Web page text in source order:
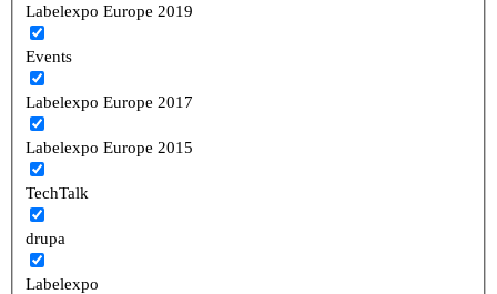
Labelexpo Europe 2019
Events
Labelexpo Europe 2017
Labelexpo Europe 2015
TechTalk
drupa
Labelexpo